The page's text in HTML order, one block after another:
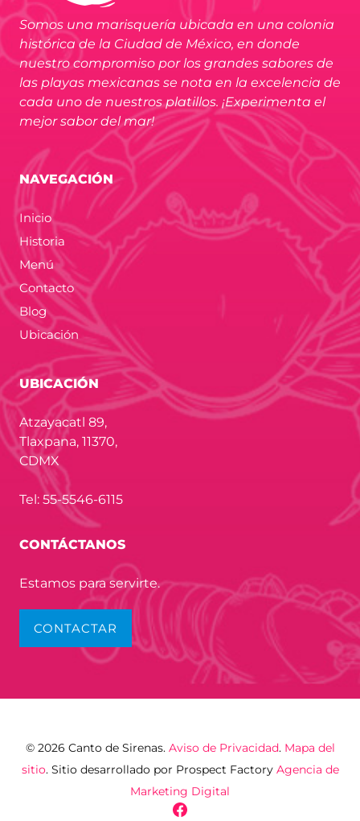
Somos una marisquería ubicada en una colonia
histórica de la Ciudad de México, en donde
nuestro compromiso por los grandes sabores de
las playas mexicanas se nota en la excelencia de
cada uno de nuestros platillos. ¡Experimenta el
mejor sabor del mar!
NAVEGACIÓN
Inicio
Historia
Menú
Contacto
Blog
Ubicación
UBICACIÓN
Atzayacatl 89,
Tlaxpana, 11370,
CDMX
Tel: 55-5546-6115
CONTÁCTANOS
Estamos para servirte.
CONTACTAR
© 2026 Canto de Sirenas. Aviso de Privacidad. Mapa del
sitio. Sitio desarrollado por Prospect Factory Agencia de
Marketing Digital